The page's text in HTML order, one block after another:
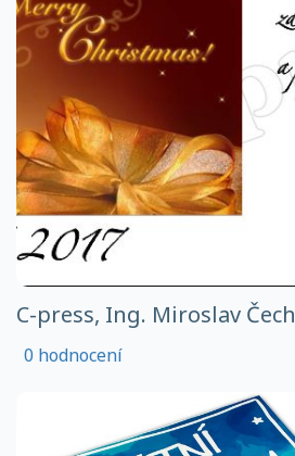
C-press, Ing. Miroslav Čech
0 hodnocení